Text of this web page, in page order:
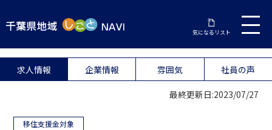
気になるリスト
求人情報 企業情報 雰囲気 社員の声
最終更新日:2023/07/27
移住支援金対象